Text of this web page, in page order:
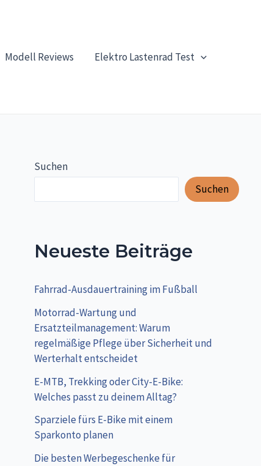
Modell Reviews Elektro Lastenrad Test
Suchen
Suchen
Neueste Beiträge
Fahrrad-Ausdauertraining im Fußball
Motorrad-Wartung und
Ersatzteilmanagement: Warum
regelmäßige Pflege über Sicherheit und
Werterhalt entscheidet
E-MTB, Trekking oder City-E-Bike:
Welches passt zu deinem Alltag?
Sparziele fürs E-Bike mit einem
Sparkonto planen
Die besten Werbegeschenke für